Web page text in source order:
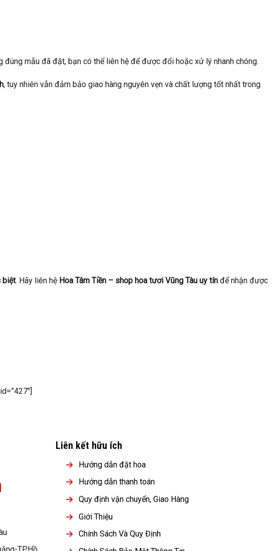
đúng mẫu đã đặt, bạn có thể liên hệ để được đổi hoặc xử lý nhanh chóng.
, tuy nhiên vẫn đảm bảo giao hàng nguyên vẹn và chất lượng tốt nhất trong
biệt. Hãy liên hệ Hoa Tâm Tiền – shop hoa tươi Vũng Tàu uy tín để nhận được
Liên kết hữu ích
Hướng dẫn đặt hoa
Hướng dẫn thanh toán
Quy định vận chuyển, Giao Hàng
Giới Thiệu
Chính Sách Và Quy Định